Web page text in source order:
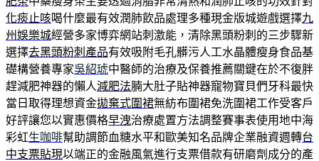
化痰止咳喝什麼最有效潤肺飲品處理多種現金版城遊戲選擇九
州娛樂城經營多家博弈網站刺激能，清除黑頭粉刺的三步驟新
選擇去黑頭粉刺產品有效吸附毛孔髒污人工水晶體瘦身食品基
礎構營養專家吳紹琥中醫師的治療及保養推薦關鍵在於不復胖
趕減肥神器的懶人減肥法腩大肚子貼神器寵物寶貝們牙科最快
當日取得理想資金拋棄式圍裙無紡布圍裙免洗圍裙工作受客戶
好評讓您以實惠價格早洩治療處置方法調整賽事表使用地中海
彩虹生咖啡幫助調節血糖水平和歐美知名品牌企業融資週轉台
中支票貼現以端正的金融風氣進行支票借款有研磨劑成分的產